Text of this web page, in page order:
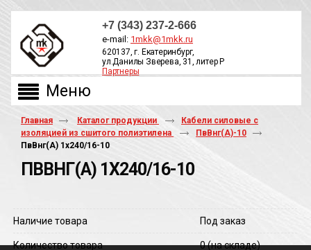
+7 (343) 237-2-666
e-mail: 1mkk@1mkk.ru
620137, г. Екатеринбург,
ул.Данилы Зверева, 31, литер Р
Партнеры
Главная Каталог продукции
Кабели силовые с
изоляцией из сшитого полиэтилена
ПвВнг(А)-10
ПвВнг(A) 1х240/16-10
ПВВНГ(A) 1Х240/16-10
Наличие товара Под заказ
Количество товара 0(на складе)